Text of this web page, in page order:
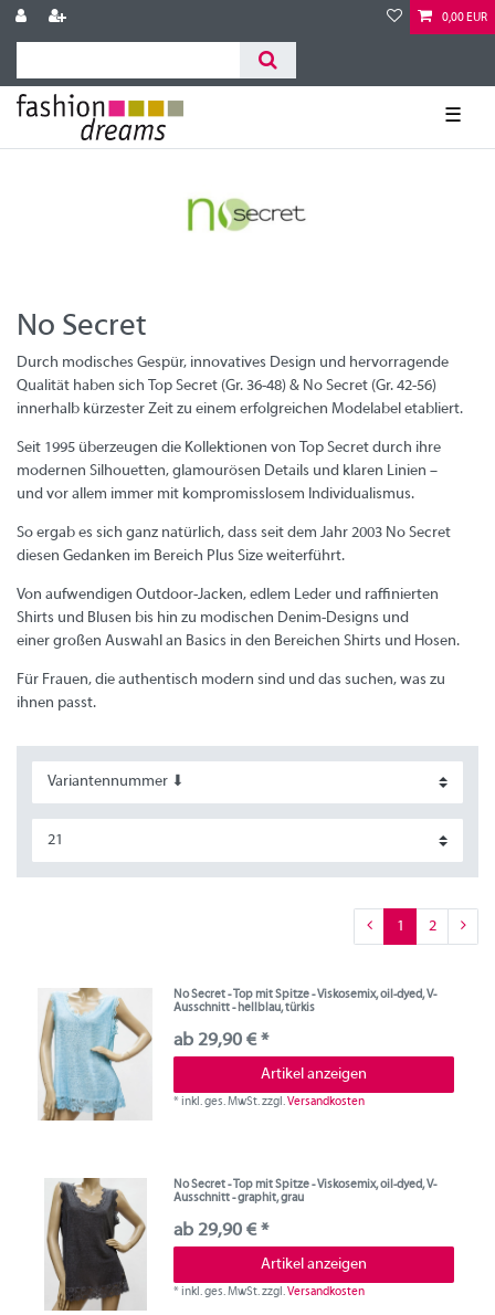
0,00 EUR
☰
No Secret
Durch modisches Gespür, innovatives Design und hervorragende
Qualität haben sich Top Secret (Gr. 36-48) & No Secret (Gr. 42-56)
innerhalb kürzester Zeit zu einem erfolgreichen Modelabel etabliert.
Seit 1995 überzeugen die Kollektionen von Top Secret durch ihre
modernen Silhouetten, glamourösen Details und klaren Linien –
und vor allem immer mit kompromisslosem Individualismus.
So ergab es sich ganz natürlich, dass seit dem Jahr 2003 No Secret
diesen Gedanken im Bereich Plus Size weiterführt.
Von aufwendigen Outdoor-Jacken, edlem Leder und raffinierten
Shirts und Blusen bis hin zu modischen Denim-Designs und
einer großen Auswahl an Basics in den Bereichen Shirts und Hosen.
Für Frauen, die authentisch modern sind und das suchen, was zu
ihnen passt.
1 2
No Secret - Top mit Spitze - Viskosemix, oil-dyed, V-
Ausschnitt - hellblau, türkis
ab 29,90 € *
Artikel anzeigen
*inkl. ges. MwSt.zzgl.Versandkosten
No Secret - Top mit Spitze - Viskosemix, oil-dyed, V-
Ausschnitt - graphit, grau
ab 29,90 € *
Artikel anzeigen
*inkl. ges. MwSt.zzgl.Versandkosten